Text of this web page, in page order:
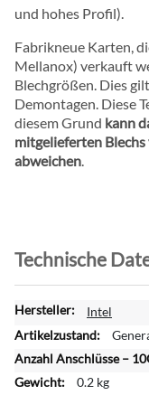
und hohes Profil).
Fabrikneue Karten,
Mellanox) verkauft
Blechgrößen. Dies
Demontagen. Diese
diesem Grund kann
mitgelieferten
abweichen.
Technische
W
e
t
e
Intel
0.2 kg